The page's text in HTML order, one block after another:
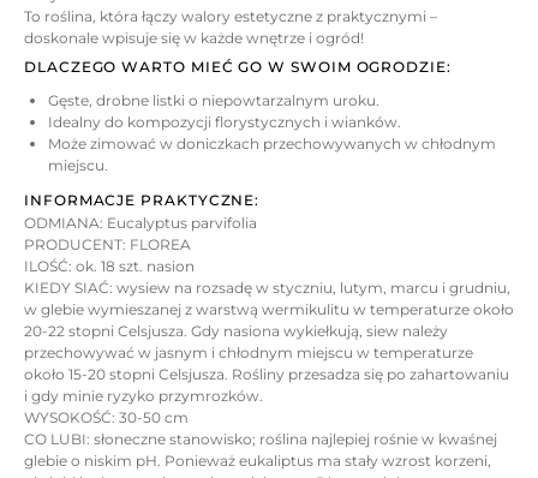
To roślina, która łączy walory estetyczne z praktycznymi –
doskonale wpisuje się w każde wnętrze i ogród!
DLACZEGO WARTO MIEĆ GO W SWOIM OGRODZIE:
Gęste, drobne listki o niepowtarzalnym uroku.
Idealny do kompozycji florystycznych i wianków.
Może zimować w doniczkach przechowywanych w chłodnym
miejscu.
INFORMACJE PRAKTYCZNE:
ODMIANA: Eucalyptus parvifolia
PRODUCENT: FLOREA
ILOŚĆ: ok. 18 szt. nasion
KIEDY SIAĆ: wysiew na rozsadę w styczniu, lutym, marcu i grudniu,
w glebie wymieszanej z warstwą wermikulitu w temperaturze około
20-22 stopni Celsjusza. Gdy nasiona wykiełkują, siew należy
przechowywać w jasnym i chłodnym miejscu w temperaturze
około 15-20 stopni Celsjusza. Rośliny przesadza się po zahartowaniu
i gdy minie ryzyko przymrozków.
WYSOKOŚĆ: 30-50 cm
CO LUBI: słoneczne stanowisko; roślina najlepiej rośnie w kwaśnej
glebie o niskim pH. Ponieważ eukaliptus ma stały wzrost korzeni,